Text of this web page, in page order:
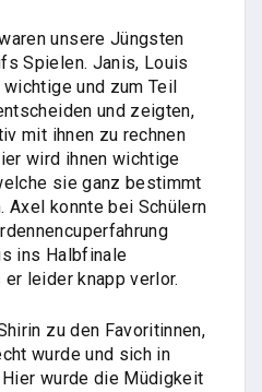
unsere Jüngsten
Spielen. Janis, Louis
und zum Teil
und zeigten,
mit ihnen zu rechnen
wird ihnen wichtige
sie ganz bestimmt
Axel konnte bei Schülern
ins Halbfinale
leider knapp verlor.
zu den Favoritinnen,
wurde und sich in
wurde die Müdigkeit